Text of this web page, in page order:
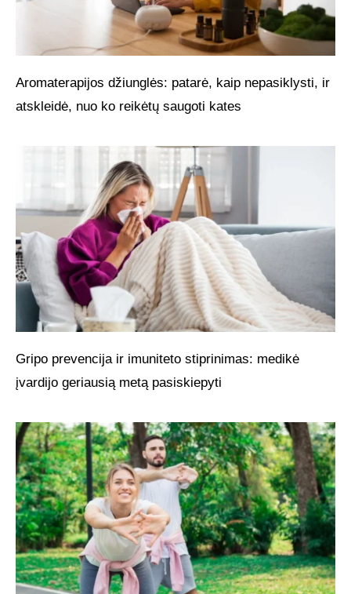
Aromaterapijos džiunglės: patarė, kaip nepasiklysti, ir
atskleidė, nuo ko reikėtų saugoti kates
Gripo prevencija ir imuniteto stiprinimas: medikė
įvardijo geriausią metą pasiskiepyti